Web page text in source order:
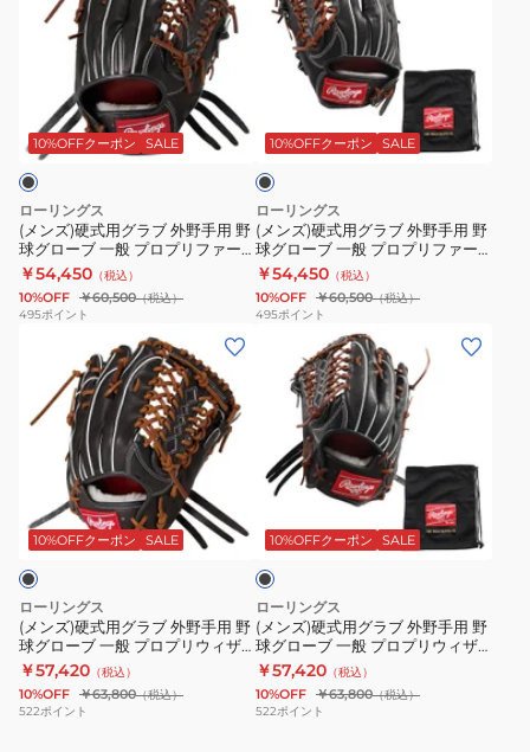
GH4FHPB88-
GH4PW2B87MG-
B-
RH
プ
プ
リ
ウ
ィ
ザ
GH5FPW2B87MG-
CAM
プ
プ
リ
BASIC
N68
B
GH6PRN68-
ラ
ブ
外
野
手
用
野
ー
プ
ロ
プ
リ
フ
ァ
ー
10%OFFクーポン SALE
ローリングス
(メンズ)硬式用グラブ 外野手用 野
球グローブ 一般 プロプリファー
ド Y795 B GH6PRY795-B
￥54,450 （税込）
10%OFF ￥60,500（税込）
495ポイント
ラ
ブ
外
野
手
用
野
一
プ
ロ
プ
リ
フ
ァ
ー
10%OFFクーポン SALE
ブ
ラ
ッ
ローリングス
(メンズ)硬式用グラブ 外野手用 野
球グローブ 一般 プロプリファー
ド Y795 GH6PRY795-B-RH
￥54,450 （税込）
10%OFF ￥60,500（税込）
495ポイント
硬
ラ
ブ
外
野
手
用
野
10%OFFクーポン SALE
ローリングス
(メンズ)硬式用グラブ 外野手用 野
球グローブ 一般 プロプリウィザ
ード02 B88MG B
GH6PW2B88MG-B
￥57,420 （税込）
10%OFF ￥63,800（税込）
522ポイント
用
ラ
ブ
外
野
手
用
野
10%OFFクーポン SALE
ブ
ラ
ッ
ローリングス
(メンズ)硬式用グラブ 外野手用 野
球グローブ 一般 プロプリウィザ
ード 02 GH6PW2B88MG-B-RH
￥57,420 （税込）
10%OFF ￥63,800（税込）
522ポイント